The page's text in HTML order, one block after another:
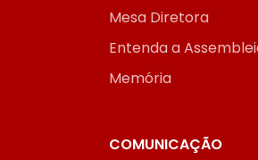
Mesa Diretora
Entenda a
Memória
COMUNICAÇÃO